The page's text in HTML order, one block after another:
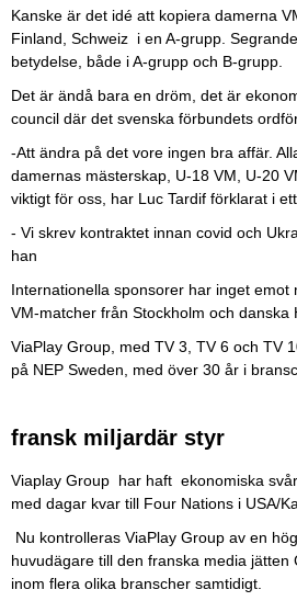
Kanske är det idé att kopiera damerna
Finland, Schweiz i en A-grupp.
betydelse, både i A-grupp och B-grupp.
Det är ändå bara en dröm, det är
council där det svenska förbundets
-Att ändra på det vore ingen bra affär.
damernas mästerskap, U-18 VM, U-20
viktigt för oss, har Luc Tardif förklarat i
- Vi skrev kontraktet innan covid och
han
Internationella sponsorer har inget
VM-matcher från Stockholm och danska
ViaPlay Group, med TV 3, TV 6 och TV
på NEP Sweden, med över 30 år i
fransk miljardär styr
Viaplay Group har haft ekonomiska
med dagar kvar till Four Nations i USA/
Nu kontrolleras ViaPlay Group av en
huvudägare till den franska media
inom flera olika branscher samtidigt.